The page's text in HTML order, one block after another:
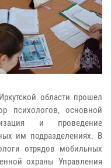
области прошел
психологов, основной
и проведение
им подразделениях. В
отрядов мобильных
охраны Управления